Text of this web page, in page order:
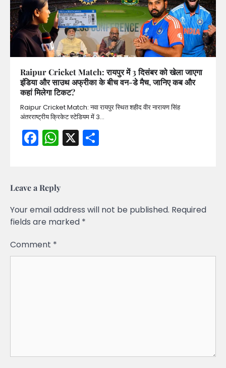
Raipur Cricket Match: रायपुर में 3 दिसंबर को खेला जाएगा
इंडिया और साउथ अफ्रीका के बीच वन-डे मैच, जानिए कब और
कहां मिलेगा टिकट?
Raipur Cricket Match: नवा रायपुर स्थित शहीद वीर नारायण सिंह
अंतरराष्ट्रीय क्रिकेट स्टेडियम में 3…
Facebook
WhatsApp
X
Leave a Reply
Your email address will not be published. Required
fields are marked *
Comment *